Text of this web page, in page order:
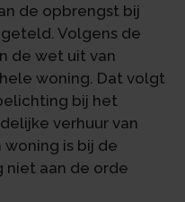
de opbrengst bij
Volgens de
de wet uit van
woning. Dat volgt
bij het
verhuur van
is bij de
aan de orde